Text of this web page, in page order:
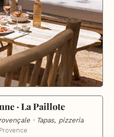
· La Paillote
· Tapas, pizzeria